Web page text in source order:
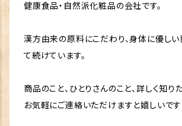
健康食品・自然派化粧品の会社です。
漢方由来の原料にこだわり、身体に優し
て続けています。
商品のこと、ひとりさんのこと、詳しく知り
お気軽にご連絡いただけますと嬉しいで